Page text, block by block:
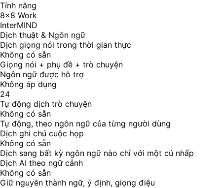
Tính năng
8x8 Work
InterMIND
Dịch thuật & Ngôn ngữ
Dịch giọng nói trong thời gian thực
Không có sẵn
Giọng nói + phụ đề + trò chuyện
Ngôn ngữ được hỗ trợ
Không áp dụng
24
Tự động dịch trò chuyện
Không có sẵn
Tự động, theo ngôn ngữ của từng người dùng
Dịch ghi chú cuộc họp
Không có sẵn
Dịch sang bất kỳ ngôn ngữ nào chỉ với một cú nhấp
Dịch AI theo ngữ cảnh
Không có sẵn
Giữ nguyên thành ngữ, ý định, giọng điệu